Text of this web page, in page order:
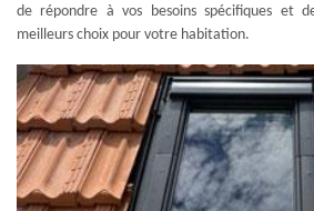
de répondre à vos besoins spécifiques et
meilleurs choix pour votre habitation.